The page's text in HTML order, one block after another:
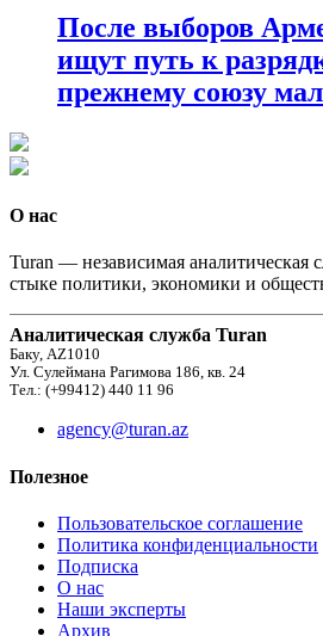
После выборов
ищут путь к
прежнему союзу
О нас
Turan — независимая аналитическая
стыке политики, экономики и
Аналитическая служба Turan
Баку, AZ1010
Ул. Сулеймана Рагимова 186, кв. 24
Тел.: (+99412) 440 11 96
agency@turan.az
Полезное
Пользовательское соглашение
Политика конфиденциальности
Подписка
О нас
Наши эксперты
Архив